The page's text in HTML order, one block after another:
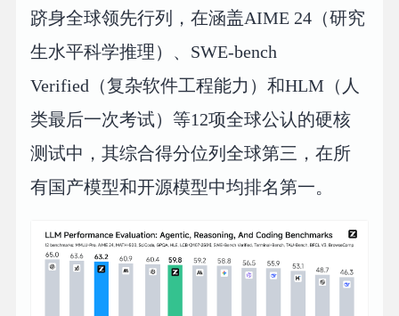
跻身全球领先行列，在涵盖AIME 24（研究
生水平科学推理）、SWE-bench
Verified（复杂软件工程能力）和HLM（人
类最后一次考试）等12项全球公认的硬核
测试中，其综合得分位列全球第三，在所
有国产模型和开源模型中均排名第一。